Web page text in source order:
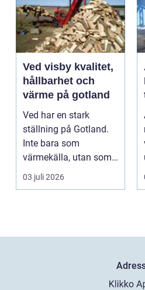
Ved visby kvalitet,
hållbarhet och
värme på gotland
Ved har en stark
ställning på Gotland.
Inte bara som
värmekälla, utan som
en del av vardagen. I
mång...
03 juli 2026